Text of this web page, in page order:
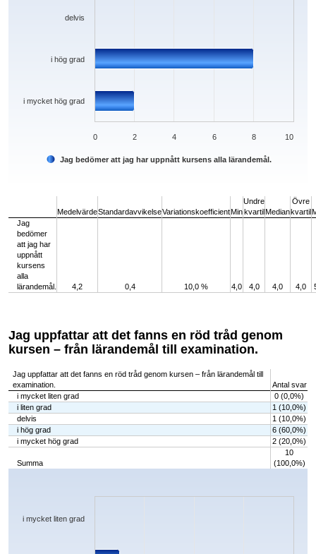
Jag bedömer att jag har uppnått kursens alla lärandemål.
i mycket hög grad
i hög grad
delvis
0 2 4 6 8 10
MedelvärdeStandardavvikelseVariationskoefficientMin
Undre
kvartilMedian
Övre
kvartil
Jag
bedömer
att jag har
uppnått
kursens
alla
lärandemål.
4,2 0,4 10,0 % 4,0 4,0 4,0 4,0
Jag uppfattar att det fanns en röd tråd genom
kursen – från lärandemål till examination.
Jag uppfattar att det fanns en röd tråd genom kursen – från lärandemål till
examination.
Antal svar
i mycket liten grad
0 (0,0%)
i liten grad
1 (10,0%)
delvis
1 (10,0%)
i hög grad
6 (60,0%)
i mycket hög grad
2 (20,0%)
Summa
10
(100,0%)
Chart
The chart has 1 X axis displaying categories.
i mycket liten grad